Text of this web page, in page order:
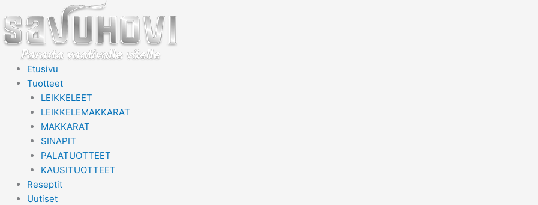
to
content
Etusivu
Tuotteet
LEIKKELEET
LEIKKELEMAKKARAT
MAKKARAT
SINAPIT
PALATUOTTEET
KAUSITUOTTEET
Reseptit
Uutiset